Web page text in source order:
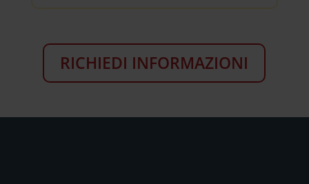
RICHIEDI INFORMAZIONI